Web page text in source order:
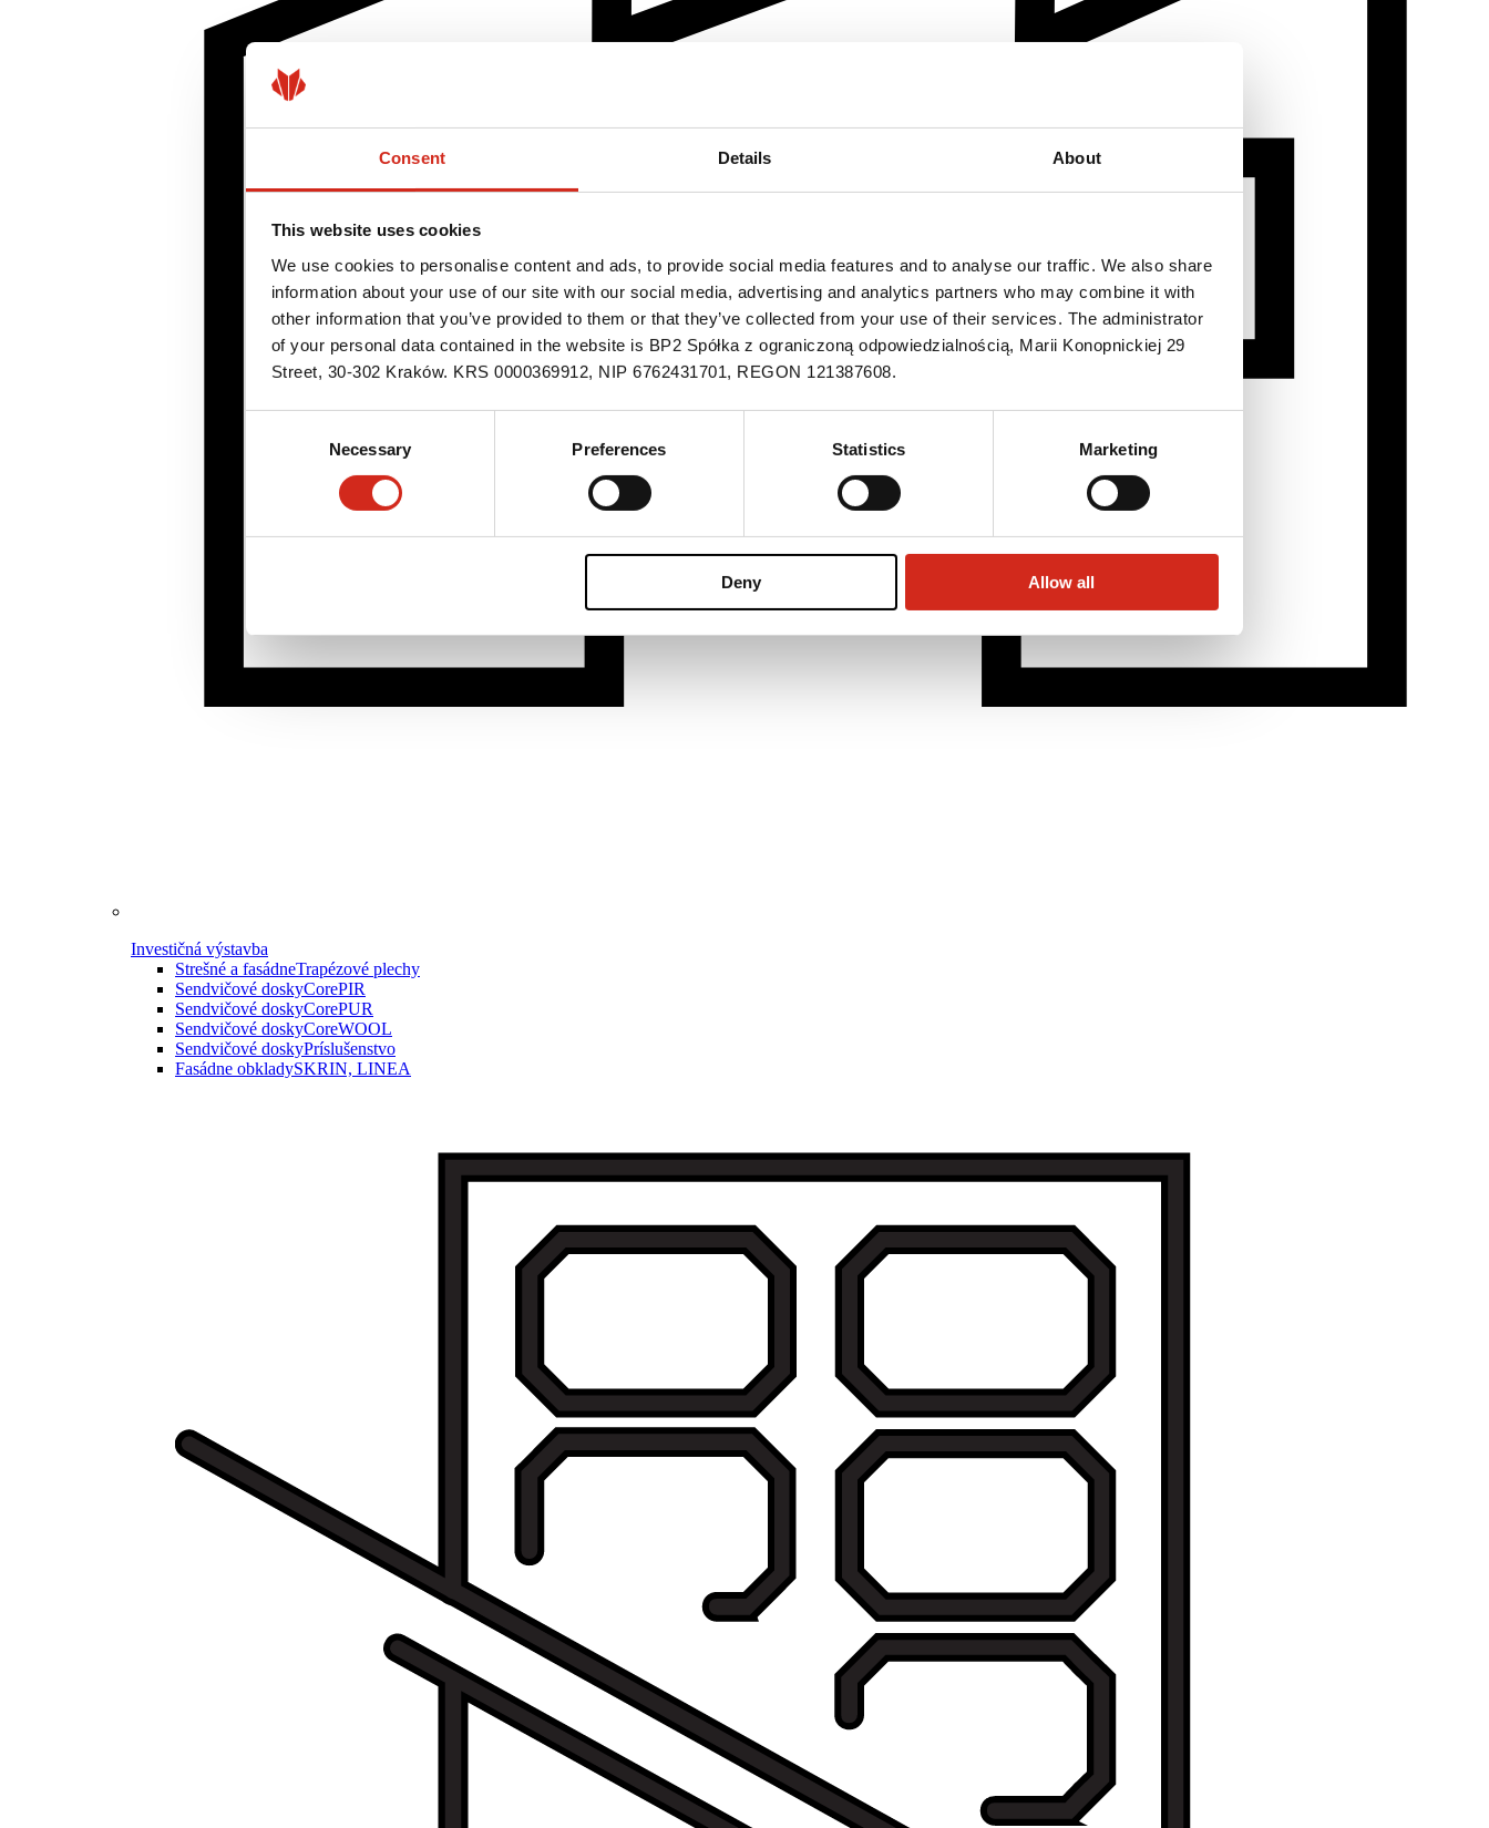
Consent Details About
This website uses cookies
We use cookies to personalise content and ads, to provide social media features and to analyse our traffic. We also share
information about your use of our site with our social media, advertising and analytics partners who may combine it with
other information that you’ve provided to them or that they’ve collected from your use of their services. The administrator
of your personal data contained in the website is BP2 Spółka z ograniczoną odpowiedzialnością, Marii Konopnickiej 29
Street, 30-302 Kraków. KRS 0000369912, NIP 6762431701, REGON 121387608.
Necessary Preferences Statistics Marketing
Deny Allow all
Investičná výstavba
Strešné a fasádneTrapézové plechy
Sendvičové doskyCorePIR
Sendvičové doskyCorePUR
Sendvičové doskyCoreWOOL
Sendvičové doskyPríslušenstvo
Fasádne obkladySKRIN, LINEA